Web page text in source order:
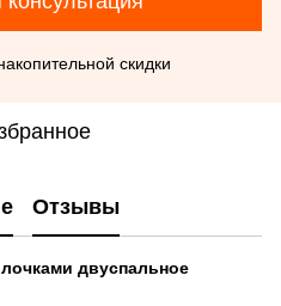
скидки
Отзывы
двуспальное